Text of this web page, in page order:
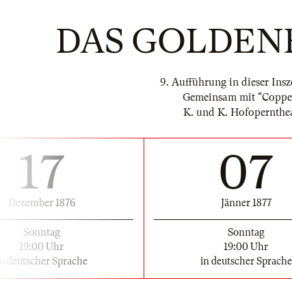
DAS
9. Aufführung in dieser
Gemeinsam mit
K. und K.
17
Dezember 1876
Sonntag
19:00 Uhr
in deutscher Sprache
07
Jänner 1877
Sonntag
19:00 Uhr
in deutscher Sprache